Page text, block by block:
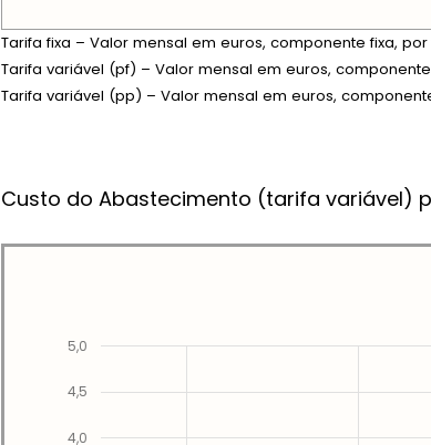
Tarifa fixa – Valor mensal em euros, componente fixa,
Tarifa variável (pf) – Valor mensal em euros,
Tarifa variável (pp) – Valor mensal em euros,
Custo do Abastecimento (tarifa variável)
4,0
4,5
5,0